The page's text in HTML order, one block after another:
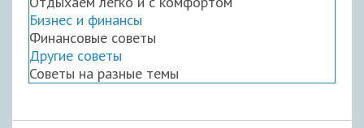
Бизнес и финансы
Финансовые советы
Другие советы
Советы на разные темы